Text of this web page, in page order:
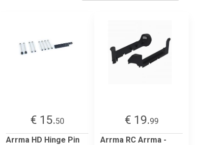
€ 15.50
Arrma HD Hinge Pin
€ 19.99
Arrma RC Arrma -